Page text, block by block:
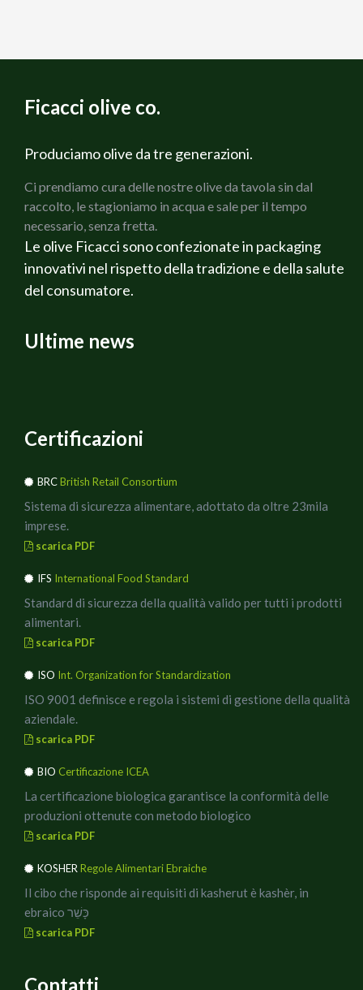
Ficacci olive co.
Produciamo olive da tre generazioni.
Ci prendiamo cura delle nostre olive da tavola sin dal
raccolto, le stagioniamo in acqua e sale per il tempo
necessario, senza fretta.
Le olive Ficacci sono confezionate in packaging
innovativi nel rispetto della tradizione e della salute
del consumatore.
Ultime news
Certificazioni
BRCBritish Retail Consortium
Sistema di sicurezza alimentare, adottato da oltre 23mila
imprese.
scarica PDF
IFS International Food Standard
Standard di sicurezza della qualità valido per tutti i prodotti
alimentari.
scarica PDF
ISO Int. Organization for Standardization
ISO 9001 definisce e regola i sistemi di gestione della qualità
aziendale.
scarica PDF
BIO Certificazione ICEA
La certificazione biologica garantisce la conformità delle
produzioni ottenute con metodo biologico
scarica PDF
KOSHER Regole Alimentari Ebraiche
Il cibo che risponde ai requisiti di kasherut è kashèr, in
ebraico כָּשֵׁר
scarica PDF
Contatti